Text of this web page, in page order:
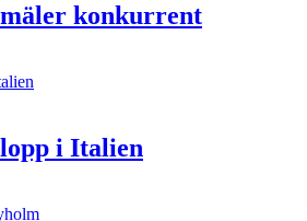
konkurrent
i Italien